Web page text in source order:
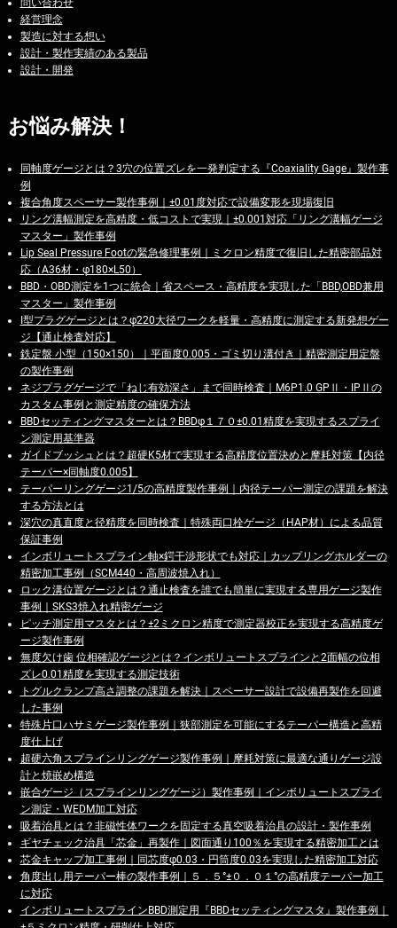
問い合わせ
経営理念
製造に対する想い
設計・製作実績のある製品
設計・開発
お悩み解決！
同軸度ゲージとは？3穴の位置ズレを一発判定する『Coaxiality Gage』製作事
例
複合角度スペーサー製作事例｜±0.01度対応で設備変形を現場復旧
リング溝幅測定を高精度・低コストで実現｜±0.001対応「リング溝幅ゲージ
マスター」製作事例
Lip Seal Pressure Footの緊急修理事例｜ミクロン精度で復旧した精密部品対
応（A36材・φ180×L50）
BBD・OBD測定を1つに統合｜省スペース・高精度を実現した「BBD,OBD兼用
マスター」製作事例
I型プラグゲージとは？φ220大径ワークを軽量・高精度に測定する新発想ゲー
ジ【通止検査対応】
鉄定盤 小型（150×150）｜平面度0.005・ゴミ切り溝付き｜精密測定用定盤
の製作事例
ネジプラグゲージで「ねじ有効深さ」まで同時検査｜M6P1.0 GPⅡ・IPⅡの
カスタム事例と測定精度の確保方法
BBDセッティングマスターとは？BBDφ１７０±0.01精度を実現するスプライ
ン測定用基準器
ガイドブッシュとは？超硬K5材で実現する高精度位置決めと摩耗対策【内径
テーパー×同軸度0.005】
テーパーリングゲージ1/5の高精度製作事例｜内径テーパー測定の課題を解決
する方法とは
深穴の真直度と径精度を同時検査｜特殊両口栓ゲージ（HAP材）による品質
保証事例
インボリュートスプライン軸×鍔干渉形状でも対応｜カップリングホルダーの
精密加工事例（SCM440・高周波焼入れ）
ロック溝位置ゲージとは？通止検査を誰でも簡単に実現する専用ゲージ製作
事例｜SKS3焼入れ精密ゲージ
ピッチ測定用マスタとは？±2ミクロン精度で測定器校正を実現する高精度ゲ
ージ製作事例
無度欠け歯 位相確認ゲージとは？インボリュートスプラインと2面幅の位相
ズレ0.01精度を実現する測定技術
トグルクランプ高さ調整の課題を解決｜スペーサー設計で設備再製作を回避
した事例
特殊片口ハサミゲージ製作事例｜狭部測定を可能にするテーパー構造と高精
度仕上げ
超硬六角スプラインリングゲージ製作事例｜摩耗対策に最適な通りゲージ設
計と焼嵌め構造
嵌合ゲージ（スプラインリングゲージ）製作事例｜インボリュートスプライ
ン測定・WEDM加工対応
吸着治具とは？非磁性体ワークを固定する真空吸着治具の設計・製作事例
ギヤチェック治具「芯金」再製作｜図面通り100％を実現する精密加工とは
芯金キャップ加工事例｜同芯度φ0.03・円筒度0.03を実現した精密加工対応
角度出し用テーパー棒の製作事例｜５．５°±０．０１°の高精度テーパー加工
に対応
インボリュートスプラインBBD測定用『BBDセッティングマスタ』製作事例｜